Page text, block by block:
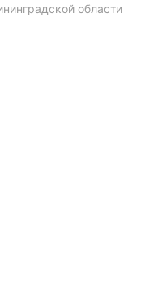
области